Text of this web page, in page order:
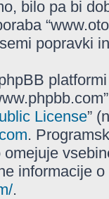
bilo pa bi
popravki
License”
.
informacije
.